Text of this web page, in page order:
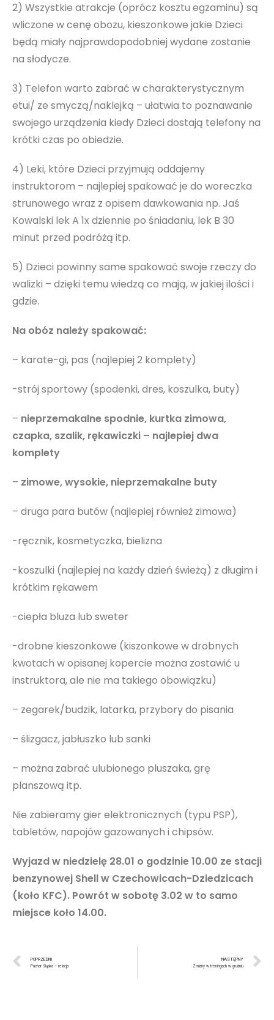
2) Wszystkie atrakcje (oprócz kosztu egzaminu) są
wliczone w cenę obozu, kieszonkowe jakie Dzieci
będą miały najprawdopodobniej wydane zostanie
na słodycze.
3) Telefon warto zabrać w charakterystycznym
etui/ ze smyczą/naklejką – ułatwia to poznawanie
swojego urządzenia kiedy Dzieci dostają telefony na
krótki czas po obiedzie.
4) Leki, które Dzieci przyjmują oddajemy
instruktorom – najlepiej spakować je do woreczka
strunowego wraz z opisem dawkowania np. Jaś
Kowalski lek A 1x dziennie po śniadaniu, lek B 30
minut przed podróżą itp.
5) Dzieci powinny same spakować swoje rzeczy do
walizki – dzięki temu wiedzą co mają, w jakiej ilości i
gdzie.
Na obóz należy spakować:
– karate-gi, pas (najlepiej 2 komplety)
-strój sportowy (spodenki, dres, koszulka, buty)
– nieprzemakalne spodnie, kurtka zimowa,
czapka, szalik, rękawiczki – najlepiej dwa
komplety
– zimowe, wysokie, nieprzemakalne buty
– druga para butów (najlepiej również zimowa)
-ręcznik, kosmetyczka, bielizna
-koszulki (najlepiej na każdy dzień świeżą) z długim i
krótkim rękawem
-ciepła bluza lub sweter
-drobne kieszonkowe (kiszonkowe w drobnych
kwotach w opisanej kopercie można zostawić u
instruktora, ale nie ma takiego obowiązku)
– zegarek/budzik, latarka, przybory do pisania
– ślizgacz, jabłuszko lub sanki
– można zabrać ulubionego pluszaka, grę
planszową itp.
Nie zabieramy gier elektronicznych (typu PSP),
tabletów, napojów gazowanych i chipsów.
Wyjazd w niedzielę 28.01 o godzinie 10.00 ze stacji
benzynowej Shell w Czechowicach-Dziedzicach
(koło KFC). Powrót w sobotę 3.02 w to samo
miejsce koło 14.00.
POPRZEDNI
Puchar Śląska – relacja
NASTĘPNY
Zmiany w treningach w grudniu